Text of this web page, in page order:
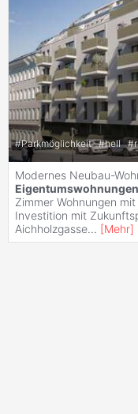
#Parkmöglichkeit #hell #
Modernes Neubau-
Eigentumswohnungen
Zimmer Wohnungen
Investition mit
Aichholzgasse... [Mehr]